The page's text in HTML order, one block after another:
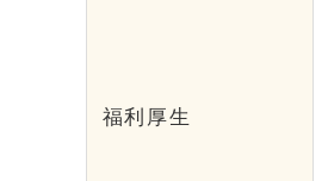
福利厚生